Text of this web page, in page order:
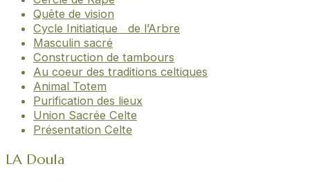
Quête de vision
Cycle Initiatique de l’Arbre
Masculin sacré
Construction de tambours
Au coeur des traditions celtiques
Animal Totem
Purification des lieux
Union Sacrée Celte
Présentation Celte
LA Doula